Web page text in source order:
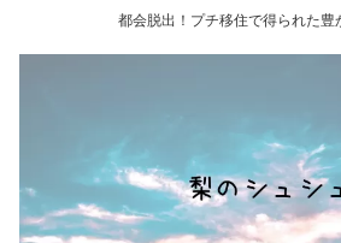
都会脱出！プチ移住で得られた豊